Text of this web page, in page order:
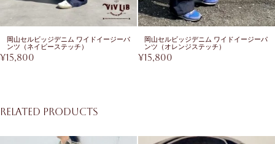
岡山セルビッジデニム ワイドイージーパ
ンツ（ネイビーステッチ）
¥15,800
岡山セルビッジデニム ワイドイージーパ
ンツ（オレンジステッチ）
¥15,800
Related products